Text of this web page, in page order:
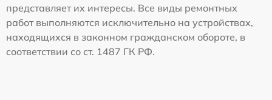
представляет их интересы. Все виды ремонтных
работ выполняются исключительно на устройствах,
находящихся в законном гражданском обороте, в
соответствии со ст. 1487 ГК РФ.